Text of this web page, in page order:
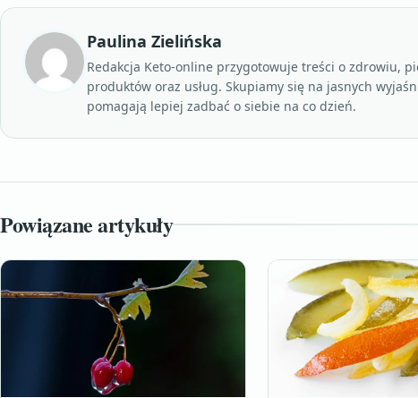
Paulina Zielińska
Redakcja Keto-online przygotowuje treści o zdrowiu,
produktów oraz usług. Skupiamy się na jasnych
pomagają lepiej zadbać o siebie na co dzień.
Powiązane artykuły